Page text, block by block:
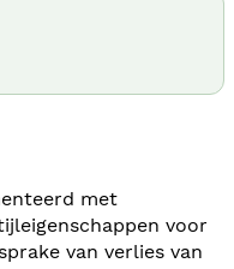
met
voor
van verlies van